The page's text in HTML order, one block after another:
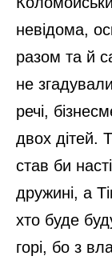
невідома,
разом та й
не
речі,
двох дітей.
став би
дружині, а
хто буде
горі, бо з